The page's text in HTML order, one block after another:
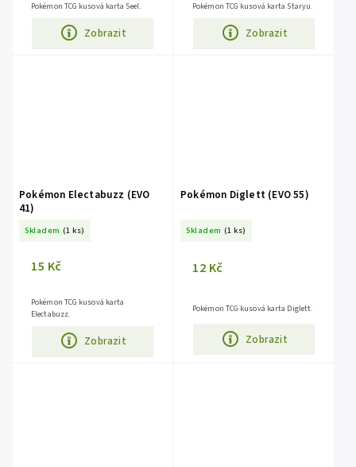
Zobrazit
Pokémon TCG kusová karta Seel.
Zobrazit
Pokémon TCG kusová karta Staryu.
Pokémon Electabuzz (EVO
41)
Skladem (1 ks)
15 Kč
Zobrazit
Pokémon TCG kusová karta
Electabuzz.
Pokémon Diglett (EVO 55)
Skladem (1 ks)
12 Kč
Zobrazit
Pokémon TCG kusová karta Diglett.